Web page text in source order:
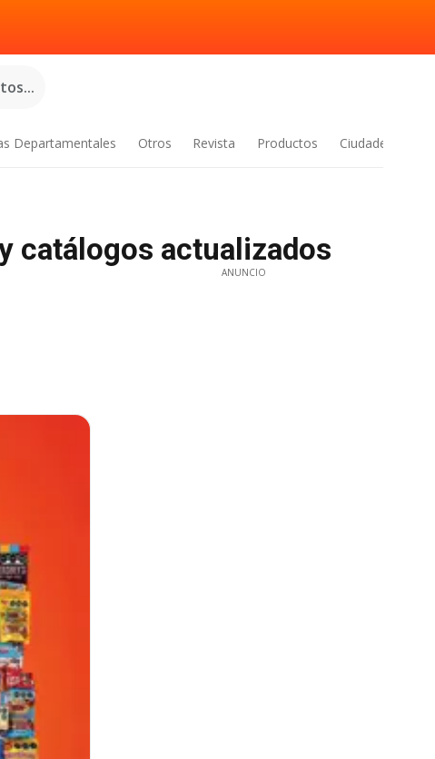
Departamentales Otros Revista Productos Ciudades
catálogos actualizados
ANUNCIO